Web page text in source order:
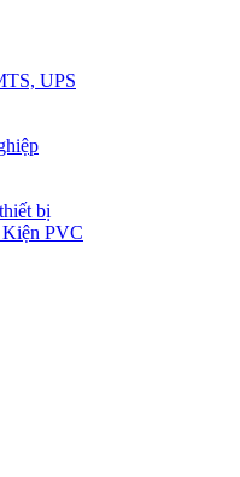
UPS
bị
Kiện PVC